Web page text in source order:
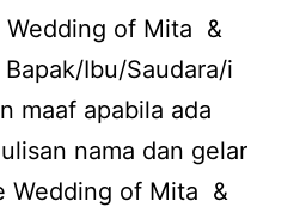
of Mita &
Ibu/Saudara/i
maaf apabila ada
nama dan gelar
Wedding of Mita &